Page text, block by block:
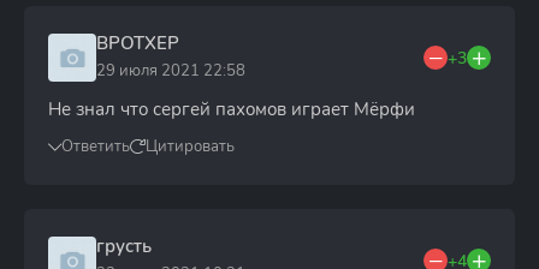
BPOTXEP
29 июля 2021 22:58
+3
Не знал что сергей пахомов играет Мёрфи
Ответить Цитировать
грусть
+4